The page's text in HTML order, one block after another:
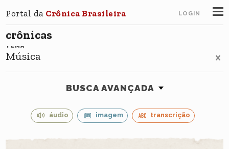
Portal da Crônica Brasileira LOGIN
crônicas
TEMA
Música
BUSCA AVANÇADA
áudio imagem transcrição